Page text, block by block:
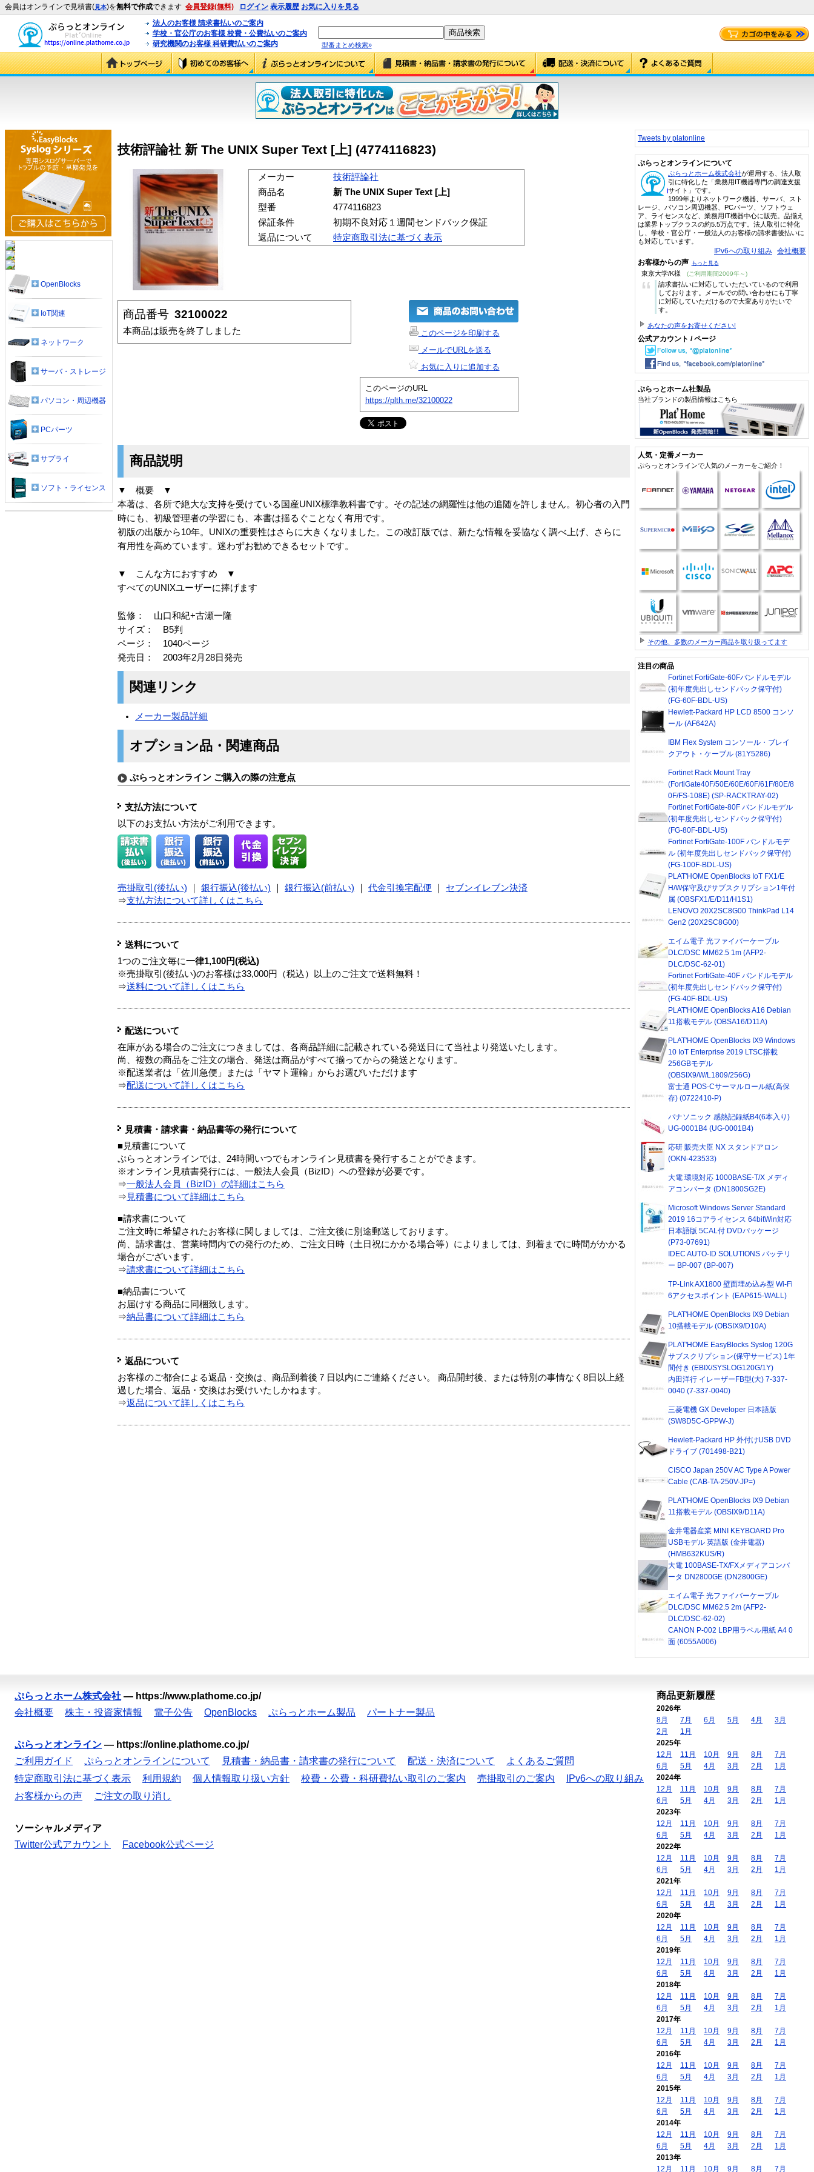
会員はオンラインで見積書(見本)を無料で作成できます 会員登録(無料) ログイン 表示履歴 お気に入りを見る
法人のお客様 請求書払いのご案内
学校・官公庁のお客様 校費・公費払いのご案内
研究機関のお客様 科研費払いのご案内
型番まとめ検索»
技術評論社 新 The UNIX Super Text [上] (4774116823)
メーカー
技術評論社
商品名
新 The UNIX Super Text [上]
型番
4774116823
保証条件
初期不良対応１週間センドバック保証
返品について
特定商取引法に基づく表示
商品番号 32100022
本商品は販売を終了しました
このページを印刷する
メールでURLを送る
お気に入りに追加する
このページのURL
https://plth.me/32100022
商品説明
▼ 概要 ▼
本著は、各所で絶大な支持を受けている国産UNIX標準教科書です。その記述の網羅性は他の追随を許しません。初心者の入門
時にも、初級管理者の学習にも、本書は揺るぐことなく有用です。
初版の出版から10年。UNIXの重要性はさらに大きくなりました。この改訂版では、新たな情報を妥協なく調べ上げ、さらに
有用性を高めています。迷わずお勧めできるセットです。
▼ こんな方におすすめ ▼
すべてのUNIXユーザーに捧げます
監修： 山口和紀+古瀬一隆
サイズ： B5判
ページ： 1040ページ
発売日： 2003年2月28日発売
関連リンク
メーカー製品詳細
オプション品・関連商品
ぷらっとオンライン ご購入の際の注意点
支払方法について
以下のお支払い方法がご利用できます。
売掛取引(後払い) 銀行振込(後払い) 銀行振込(前払い) 代金引換宅配便
セブンイレブン決済
⇒支払方法について詳しくはこちら
送料について
1つのご注文毎に一律1,100円(税込)
※売掛取引(後払い)のお客様は33,000円（税込）以上のご注文で送料無料！
⇒送料について詳しくはこちら
配送について
在庫がある場合のご注文につきましては、各商品詳細に記載されている発送日にて当社より発送いたします。
尚、複数の商品をご注文の場合、発送は商品がすべて揃ってからの発送となります。
※配送業者は「佐川急便」または「ヤマト運輸」からお選びいただけます
⇒配送について詳しくはこちら
見積書・請求書・納品書等の発行について
■見積書について
ぷらっとオンラインでは、24時間いつでもオンライン見積書を発行することができます。
※オンライン見積書発行には、一般法人会員（BizID）への登録が必要です。
⇒一般法人会員（BizID）の詳細はこちら
⇒ 見積書について詳細はこちら
■請求書について
ご注文時に希望されたお客様に関しましては、ご注文後に別途郵送しております。
尚、請求書は、営業時間内での発行のため、ご注文日時（土日祝にかかる場合等）によりましては、到着までに時間がかかる
場合がございます。
⇒請求書について詳細はこちら
■納品書について
お届けする商品に同梱致します。
⇒納品書について詳細はこちら
返品について
お客様のご都合による返品・交換は、商品到着後７日以内にご連絡ください。 商品開封後、または特別の事情なく8日以上経
過した場合、返品・交換はお受けいたしかねます。
⇒返品について詳しくはこちら
OpenBlocks
IoT関連
ネットワーク
サーバ・ストレージ
パソコン・周辺機器
PCパーツ
サプライ
ソフト・ライセンス
Tweets by platonline
ぷらっとオンラインについて
ぷらっとホーム株式会社が運用する、法人取
引に特化した「業務用IT機器専門の調達支援
サイト」です。
1999年よりネットワーク機器、サーバ、スト
レージ、パソコン周辺機器、PCパーツ、ソフトウェ
ア、ライセンスなど、業務用IT機器中心に販売。品揃え
は業界トップクラスの約5.5万点です。法人取引に特化
し、学校・官公庁・一般法人のお客様の請求書後払いに
も対応しています。
IPv6への取り組み 会社概要
お客様からの声 もっと見る
東京大学/K様 (ご利用期間2009年～)
“
請求書払いに対応していただいているので利用
しております。メールでの問い合わせにも丁寧
に対応していただけるので大変ありがたいで
す。
あなたの声をお寄せください!
公式アカウント / ページ
ぷらっとホーム社製品
当社ブランドの製品情報はこちら
人気・定番メーカー
ぷらっとオンラインで人気のメーカーをご紹介！
その他、多数のメーカー商品を取り扱ってます
注目の商品
Fortinet FortiGate-60Fバンドルモデル
(初年度先出しセンドバック保守付)
(FG-60F-BDL-US)
Hewlett-Packard HP LCD 8500 コンソ
ール (AF642A)
IBM Flex System コンソール・ブレイ
クアウト・ケーブル (81Y5286)
Fortinet Rack Mount Tray
(FortiGate40F/50E/60E/60F/61F/80E/8
0F/FS-108E) (SP-RACKTRAY-02)
Fortinet FortiGate-80F バンドルモデル
(初年度先出しセンドバック保守付)
(FG-80F-BDL-US)
Fortinet FortiGate-100F バンドルモデ
ル (初年度先出しセンドバック保守付)
(FG-100F-BDL-US)
PLAT'HOME OpenBlocks IoT FX1/E
H/W保守及びサブスクリプション1年付
属 (OBSFX1/E/D11/H1S1)
LENOVO 20X2SC8G00 ThinkPad L14
Gen2 (20X2SC8G00)
エイム電子 光ファイバーケーブル
DLC/DSC MM62.5 1m (AFP2-
DLC/DSC-62-01)
Fortinet FortiGate-40F バンドルモデル
(初年度先出しセンドバック保守付)
(FG-40F-BDL-US)
PLAT'HOME OpenBlocks A16 Debian
11搭載モデル (OBSA16/D11A)
PLAT'HOME OpenBlocks IX9 Windows
10 IoT Enterprise 2019 LTSC搭載
256GBモデル
(OBSIX9/W/L1809/256G)
富士通 POS-Cサーマルロール紙(高保
存) (0722410-P)
パナソニック 感熱記録紙B4(6本入り)
UG-0001B4 (UG-0001B4)
応研 販売大臣 NX スタンドアロン
(OKN-423533)
大電 環境対応 1000BASE-T/X メディ
アコンバータ (DN1800SG2E)
Microsoft Windows Server Standard
2019 16コアライセンス 64bitWin対応
日本語版 5CAL付 DVDパッケージ
(P73-07691)
IDEC AUTO-ID SOLUTIONS バッテリ
ー BP-007 (BP-007)
TP-Link AX1800 壁面埋め込み型 Wi-Fi
6アクセスポイント (EAP615-WALL)
PLAT'HOME OpenBlocks IX9 Debian
10搭載モデル (OBSIX9/D10A)
PLAT'HOME EasyBlocks Syslog 120G
サブスクリプション(保守サービス) 1年
間付き (EBIX/SYSLOG120G/1Y)
内田洋行 イレーザーFB型(大) 7-337-
0040 (7-337-0040)
三菱電機 GX Developer 日本語版
(SW8D5C-GPPW-J)
Hewlett-Packard HP 外付けUSB DVD
ドライブ (701498-B21)
CISCO Japan 250V AC Type A Power
Cable (CAB-TA-250V-JP=)
PLAT'HOME OpenBlocks IX9 Debian
11搭載モデル (OBSIX9/D11A)
金井電器産業 MINI KEYBOARD Pro
USBモデル 英語版 (金井電器)
(HMB632KUS/R)
大電 100BASE-TX/FXメディアコンバ
ータ DN2800GE (DN2800GE)
エイム電子 光ファイバーケーブル
DLC/DSC MM62.5 2m (AFP2-
DLC/DSC-62-02)
CANON P-002 LBP用ラベル用紙 A4 0
面 (6055A006)
ぷらっとホーム株式会社 — https://www.plathome.co.jp/
会社概要
株主・投資家情報 電子公告 OpenBlocks ぷらっとホーム製品 パートナー製品
ぷらっとオンライン — https://online.plathome.co.jp/
ご利用ガイド
ぷらっとオンラインについて 見積書・納品書・請求書の発行について 配送・決済について
よくあるご質問
特定商取引法に基づく表示
利用規約 個人情報取り扱い方針 校費・公費・科研費払い取引のご案内 売掛取引のご案内
IPv6への取り組み
お客様からの声
ご注文の取り消し
ソーシャルメディア
Twitter公式アカウント
Facebook公式ページ
商品更新履歴
2026年
8月
7月 6月 5月 4月
3月
2月
1月
2025年
12月
11月 10月 9月 8月
7月
6月
5月 4月 3月 2月
1月
2024年
12月
11月 10月 9月 8月
7月
6月
5月 4月 3月 2月
1月
2023年
12月
11月 10月 9月 8月
7月
6月
5月 4月 3月 2月
1月
2022年
12月
11月 10月 9月 8月
7月
6月
5月 4月 3月 2月
1月
2021年
12月
11月 10月 9月 8月
7月
6月
5月 4月 3月 2月
1月
2020年
12月
11月 10月 9月 8月
7月
6月
5月 4月 3月 2月
1月
2019年
12月
11月 10月 9月 8月
7月
6月
5月 4月 3月 2月
1月
2018年
12月
11月 10月 9月 8月
7月
6月
5月 4月 3月 2月
1月
2017年
12月
11月 10月 9月 8月
7月
6月
5月 4月 3月 2月
1月
2016年
12月
11月 10月 9月 8月
7月
6月
5月 4月 3月 2月
1月
2015年
12月
11月 10月 9月 8月
7月
6月
5月 4月 3月 2月
1月
2014年
12月
11月 10月 9月 8月
7月
6月
5月 4月 3月 2月
1月
2013年
12月
11月 10月 9月 8月 7月